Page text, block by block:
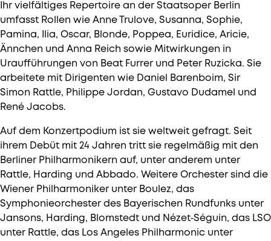
Ihr vielfältiges Repertoire an der Staatsoper Berlin
umfasst Rollen wie Anne Trulove, Susanna, Sophie,
Pamina, Ilia, Oscar, Blonde, Poppea, Euridice, Aricie,
Ännchen und Anna Reich sowie Mitwirkungen in
Uraufführungen von Beat Furrer und Peter Ruzicka. Sie
arbeitete mit Dirigenten wie Daniel Barenboim, Sir
Simon Rattle, Philippe Jordan, Gustavo Dudamel und
René Jacobs.
Auf dem Konzertpodium ist sie weltweit gefragt. Seit
ihrem Debüt mit 24 Jahren tritt sie regelmäßig mit den
Berliner Philharmonikern auf, unter anderem unter
Rattle, Harding und Abbado. Weitere Orchester sind die
Wiener Philharmoniker unter Boulez, das
Symphonieorchester des Bayerischen Rundfunks unter
Jansons, Harding, Blomstedt und Nézet‑Séguin, das LSO
unter Rattle, das Los Angeles Philharmonic unter